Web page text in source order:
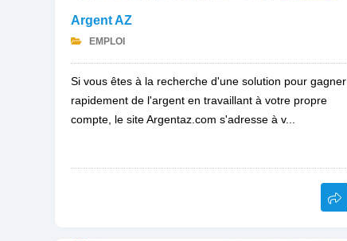
Argent AZ
EMPLOI
Si vous êtes à la recherche d'une solution pour gagner
rapidement de l'argent en travaillant à votre propre
compte, le site Argentaz.com s'adresse à v...